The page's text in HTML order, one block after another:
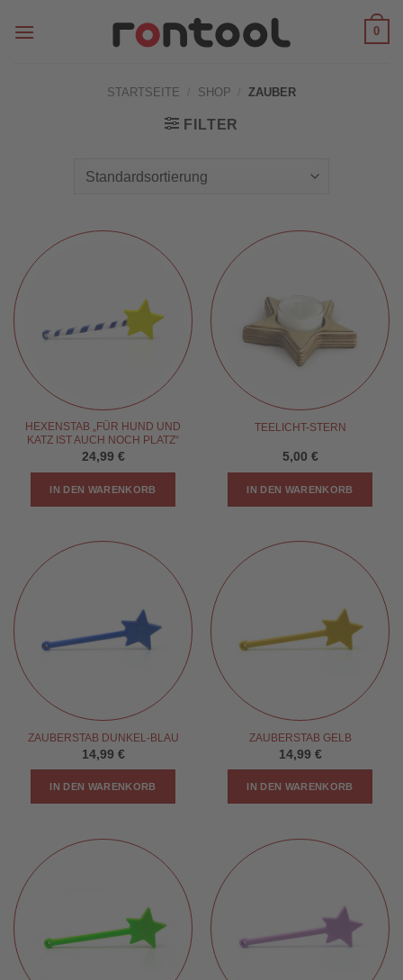
Inhalt
0
STARTSEITE SHOP ZAUBER
FILTER
HEXENSTAB „FÜR HUND UND
KATZ IST AUCH NOCH PLATZ“
24,99 €
IN DEN WARENKORB
TEELICHT-STERN
5,00 €
IN DEN WARENKORB
ZAUBERSTAB DUNKEL-BLAU
14,99 €
IN DEN WARENKORB
ZAUBERSTAB GELB
14,99 €
IN DEN WARENKORB